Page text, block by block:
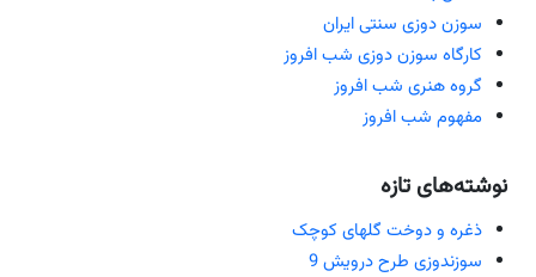
سوزن دوزی سنتی ایران
کارگاه سوزن دوزی شب افروز
گروه هنری شب افروز
مفهوم شب افروز
نوشته‌های تازه
ذغره و دوخت گلهای کوچک
سوزندوزی طرح درویش 9